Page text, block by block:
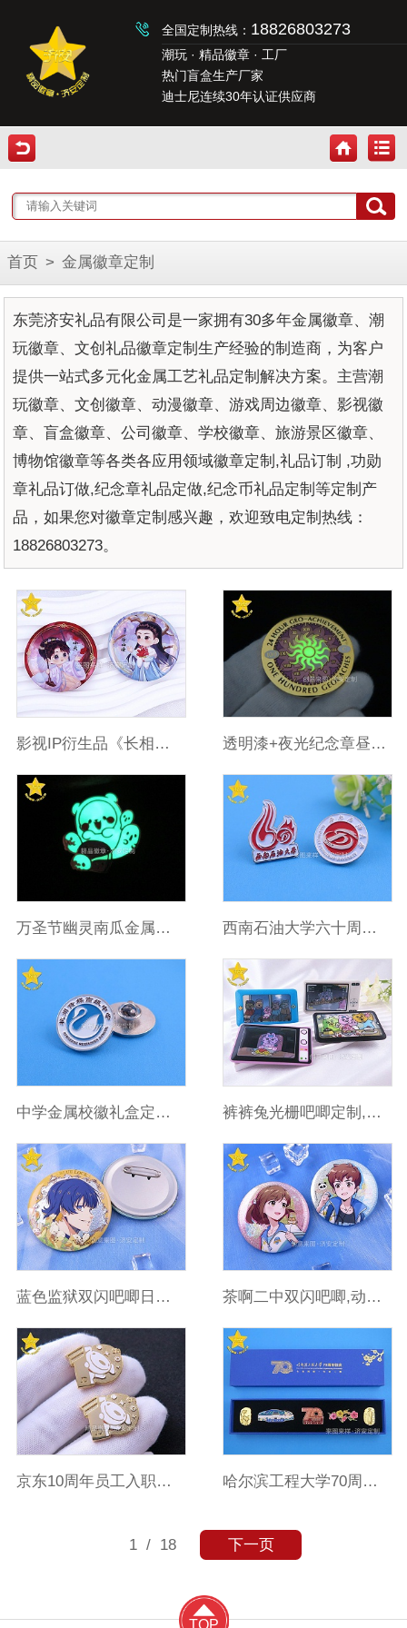
全国定制热线： 18826803273
潮玩 · 精品徽章 · 工厂
热门盲盒生产厂家
迪士尼连续30年认证供应商
首页 > 金属徽章定制
东莞济安礼品有限公司是一家拥有30多年金属徽章、潮
玩徽章、文创礼品徽章定制生产经验的制造商，为客户
提供一站式多元化金属工艺礼品定制解决方案。主营潮
玩徽章、文创徽章、动漫徽章、游戏周边徽章、影视徽
章、盲盒徽章、公司徽章、学校徽章、旅游景区徽章、
博物馆徽章等各类各应用领域徽章定制,礼品订制 ,功勋
章礼品订做,纪念章礼品定做,纪念币礼品定制等定制产
品，如果您对徽章定制感兴趣，欢迎致电定制热线：
18826803273。
影视IP衍生品《长相思》双闪吧唧 透明漆+夜光纪念章昼夜视觉效果双绝！来自东莞济安徽章工厂
万圣节幽灵南瓜金属夜光徽章,氛围感节日装饰饰品 西南石油大学六十周年校庆纪念徽章
中学金属校徽礼盒定制徽章厂家 裤裤兔光栅吧唧定制,马口铁徽章源头厂家,二次元动漫IP谷子周边
蓝色监狱双闪吧唧日系动漫IP周边,马口铁徽章定制源头工厂 茶啊二中双闪吧唧,动漫IP衍生品马口铁徽章定制厂家,二次元谷子
京东10周年员工入职纪念章定制厂家 哈尔滨工程大学70周年校庆纪念章
1 / 18 下一页
TOP